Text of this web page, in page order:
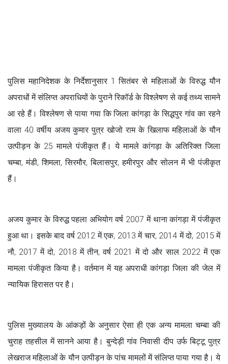
पुलिस महानिदेशक के निर्देशानुसार 1 सितंबर से महिलाओं के विरुद्ध यौन
अपराधों में संलिप्त अपराधियों के पुराने रिकॉर्ड के विश्लेषण से कई तथ्य सामने
आ रहे हैं। विश्लेषण से पाया गया कि जिला कांगड़ा के सिद्धपुर गांव का रहने
वाला 40 वर्षीय अजय कुमार पुत्र खोजो राम के खिलाफ महिलाओं के यौन
उत्पीड़न के 25 मामले पंजीकृत हैं। ये मामले कांगड़ा के अतिरिक्त जिला
चम्बा, मंडी, शिमला, सिरमौर, बिलासपुर, हमीरपुर और सोलन में भी पंजीकृत
हैं।
अजय कुमार के विरुद्ध पहला अभियोग वर्ष 2007 में थाना कांगड़ा में पंजीकृत
हुआ था। इसके बाद वर्ष 2012 में एक, 2013 में चार, 2014 में दो, 2015 में
नौ, 2017 में दो, 2018 में तीन, वर्ष 2021 में दो और साल 2022 में एक
मामला पंजीकृत किया है। वर्तमान में यह अपराधी कांगड़ा जिला की जेल में
न्यायिक हिरासत पर है।
पुलिस मुख्यालय के आंकड़ों के अनुसार ऐसा ही एक अन्य मामला चम्बा की
चुराह तहसील में सानने आया है। बुन्देड़ी गांव निवासी दीप उर्फ बिट्टू पुत्र
लेखराज महिलाओं के यौन उत्पीड़न के पांच मामलों में संलिप्त पाया गया है। ये